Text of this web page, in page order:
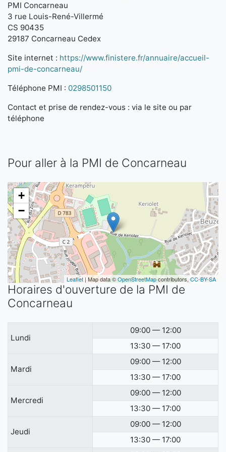
PMI Concarneau
3 rue Louis-René-Villermé
CS 90435
29187 Concarneau Cedex
Site internet : https://www.finistere.fr/annuaire/accueil-
pmi-de-concarneau/
Téléphone PMI : 0298501150
Contact et prise de rendez-vous : via le site ou par
téléphone
Pour aller à la PMI de Concarneau
+
−
Leaflet | Map data ©OpenStreetMapcontributors,CC-BY-SA
Horaires d'ouverture de la PMI de
Concarneau
Lundi
09:00 — 12:00
13:30 — 17:00
Mardi
09:00 — 12:00
13:30 — 17:00
Mercredi
09:00 — 12:00
13:30 — 17:00
Jeudi
09:00 — 12:00
13:30 — 17:00